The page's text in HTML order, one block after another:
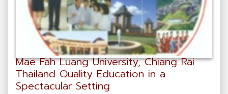
Mae Fah Luang University, Chiang Rai
Thailand Quality Education in a
Spectacular Setting